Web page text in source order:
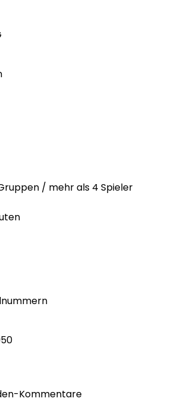
/ mehr als 4 Spieler
Kommentare